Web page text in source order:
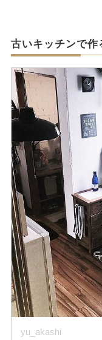
古いキッチンで作
yu_akashi